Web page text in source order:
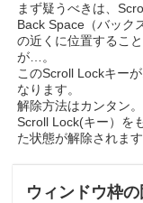
まず疑うべきは、
Back Space（バック
の近くに位置するこ
が…。
このScroll Lockキー
なります。
解除方法はカンタン。
Scroll Lock(キー）を
た状態が解除されます
ウィンドウ枠の